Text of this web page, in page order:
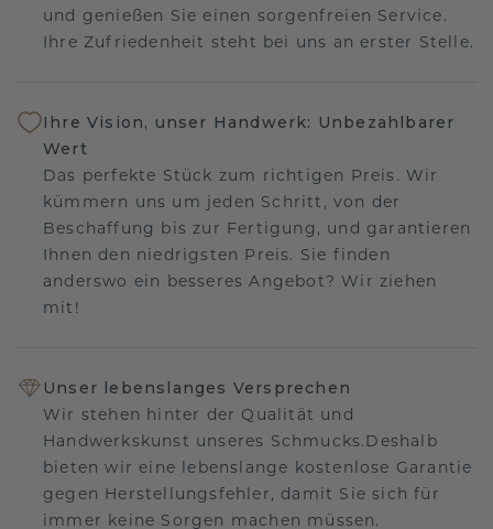
und genießen Sie einen sorgenfreien Service.
Ihre Zufriedenheit steht bei uns an erster Stelle.
Ihre Vision, unser Handwerk: Unbezahlbarer
Wert
Das perfekte Stück zum richtigen Preis. Wir
kümmern uns um jeden Schritt, von der
Beschaffung bis zur Fertigung, und garantieren
Ihnen den niedrigsten Preis. Sie finden
anderswo ein besseres Angebot? Wir ziehen
mit!
Unser lebenslanges Versprechen
Wir stehen hinter der Qualität und
Handwerkskunst unseres Schmucks.Deshalb
bieten wir eine lebenslange kostenlose Garantie
gegen Herstellungsfehler, damit Sie sich für
immer keine Sorgen machen müssen.